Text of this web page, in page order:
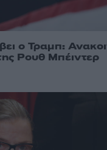
ο Τραμπ:
Ρουθ Μπέιντερ